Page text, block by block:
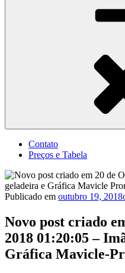
Contato
Preços e Tabela
Publicado em outubro 19, 2018
Novo post criado
2018 01:20:05 –
Gráfica Mavicle-